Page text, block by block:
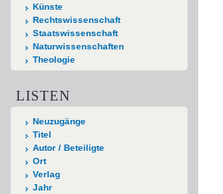
Künste
Rechtswissenschaft
Staatswissenschaft
Naturwissenschaften
Theologie
LISTEN
Neuzugänge
Titel
Autor / Beteiligte
Ort
Verlag
Jahr